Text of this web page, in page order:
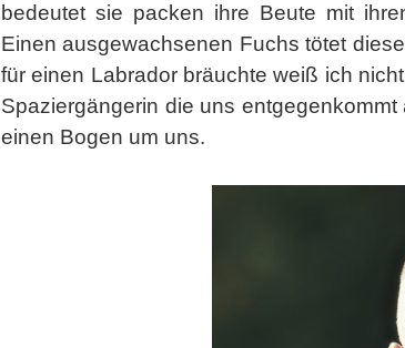
bedeutet sie packen ihre Beute mit
Einen ausgewachsenen Fuchs tötet
für einen Labrador bräuchte weiß ich
Spaziergängerin die uns
einen Bogen um uns.